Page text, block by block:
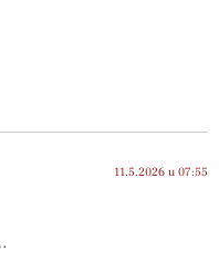
11.5.2026 u 07:55